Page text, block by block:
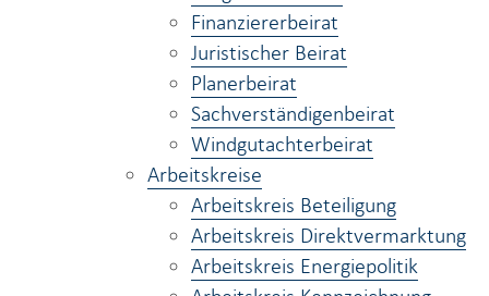
Finanziererbeirat
Juristischer Beirat
Planerbeirat
Sachverständigenbeirat
Windgutachterbeirat
Arbeitskreise
Arbeitskreis Beteiligung
Arbeitskreis Direktvermarktung
Arbeitskreis Energiepolitik